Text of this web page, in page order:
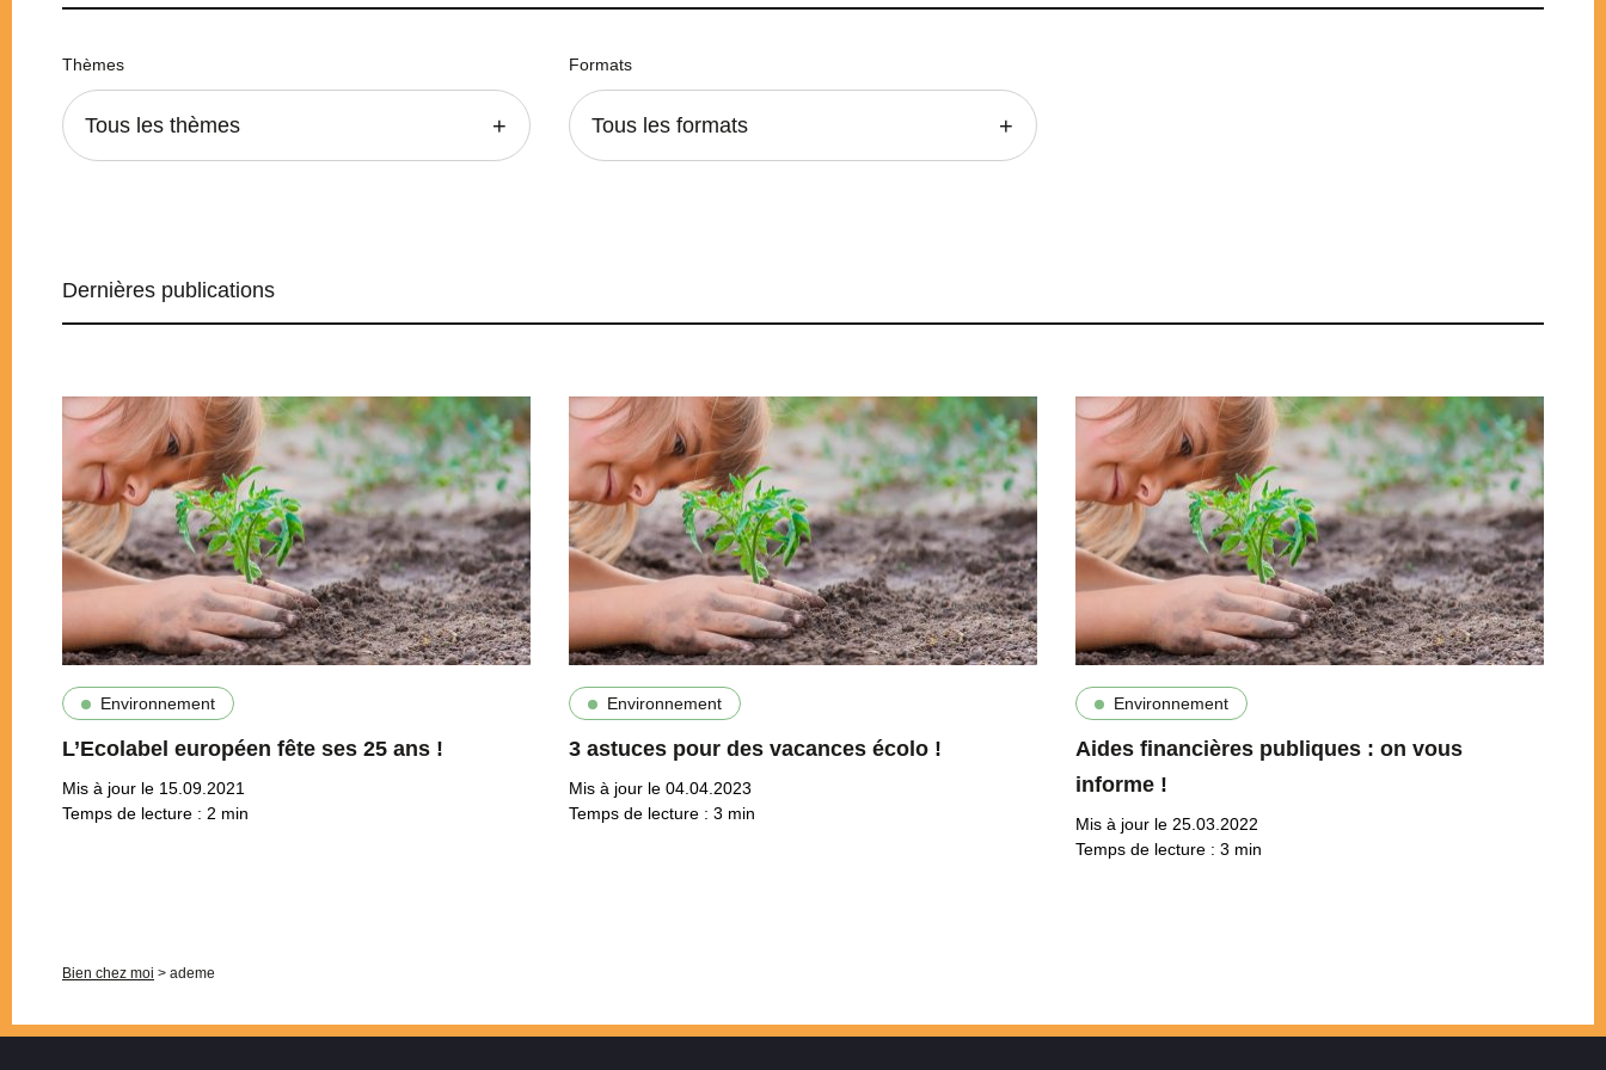
Thèmes
Tous les thèmes
Formats
Tous les formats
Dernières publications
Environnement
L’Ecolabel européen fête ses 25 ans !
Mis à jour le 15.09.2021
Temps de lecture : 2 min
Environnement
3 astuces pour des vacances écolo !
Mis à jour le 04.04.2023
Temps de lecture : 3 min
Environnement
Aides financières publiques : on vous
informe !
Mis à jour le 25.03.2022
Temps de lecture : 3 min
Bien chez moi > ademe